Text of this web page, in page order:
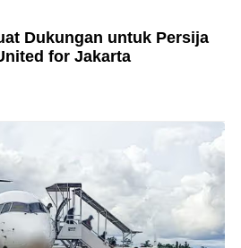
Dukungan untuk Persija
for Jakarta